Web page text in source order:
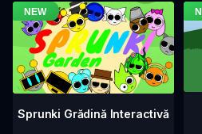
Sprunki Grădină Interactivă